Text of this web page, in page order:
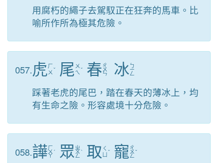
用腐朽的繩子去駕馭正在狂奔的馬車。比
喻所作所為極其危險。
057.虎ㄏ
ㄨ ˇ 尾 ㄨ
ㄟ ˇ 春ㄔ
ㄨ
ㄣ 冰 ㄅ
ㄧ
ㄥ
踩著老虎的尾巴，踏在春天的薄冰上，均
有生命之險。形容處境十分危險。
058.譁ㄏ
ㄨ
ㄚ
ˊ 眾 ㄓ
ㄨ
ㄥ
ˋ 取 ㄑ
ˇ 寵 ㄔ
ㄨ
ㄥ
ˇ